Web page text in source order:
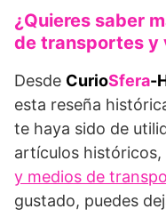
¿Quieres saber
de transportes y
Desde CurioSfera-
esta reseña
te haya sido de
artículos
y medios de
gustado, puedes